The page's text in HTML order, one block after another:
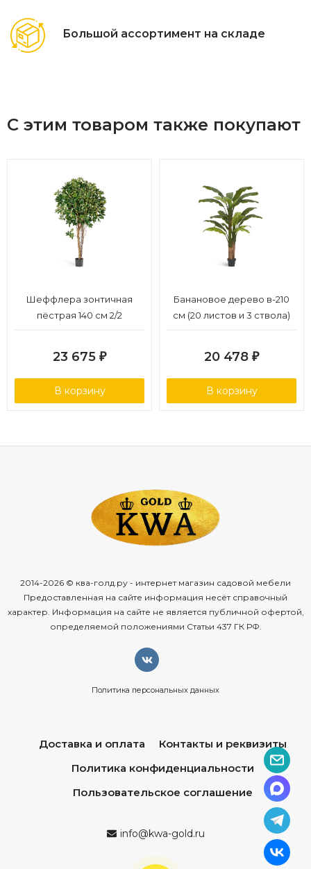
Большой ассортимент на складе
С этим товаром также покупают
Шеффлера зонтичная
пёстрая 140 см 2/2
23 675 ₽
В корзину
Банановое дерево в-210
см (20 листов и 3 ствола)
20 478 ₽
В корзину
2014-2026 © ква-голд.ру - интернет магазин садовой мебели
Предоставленная на сайте информация несёт справочный
характер. Информация на сайте не является публичной офертой,
определяемой положениями Статьи 437 ГК РФ.
Политика персональных данных
Доставка и оплата
Контакты и реквизиты
Политика конфиденциальности
Пользовательское соглашение
info@kwa-gold.ru